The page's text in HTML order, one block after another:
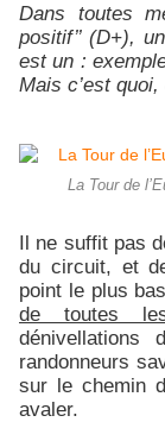
Dans toutes
positif’’ (D+),
est un :
Mais c’est
La Tour de
Il ne suffit pas
du circuit, et
point le plus
de toutes
randonneurs
sur le chemin
avaler.